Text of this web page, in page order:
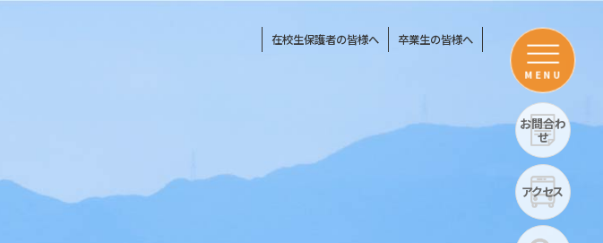
在校生保護者の皆様へ 卒業生の皆様へ
MENU
お問合わ
せ
アクセス